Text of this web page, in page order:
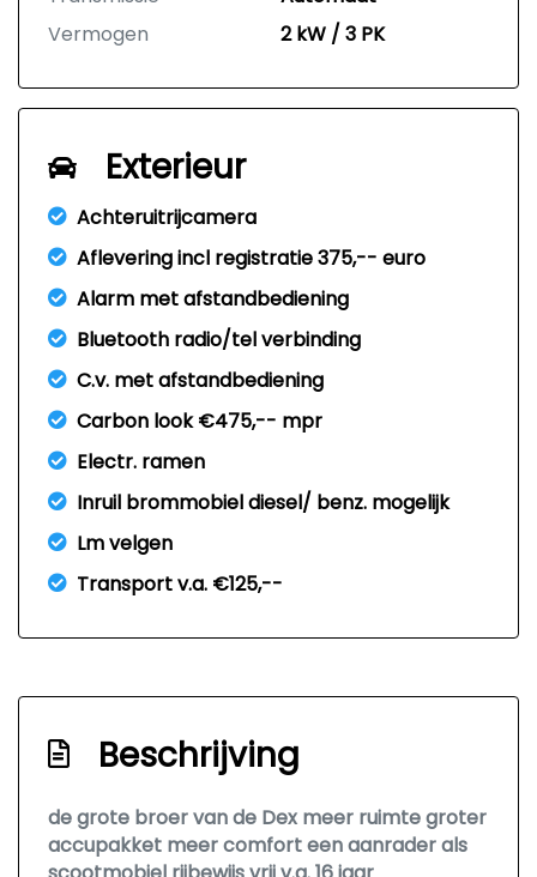
Vermogen
2 kW / 3 PK
Exterieur
Achteruitrijcamera
Aflevering incl registratie 375,-- euro
Alarm met afstandbediening
Bluetooth radio/tel verbinding
C.v. met afstandbediening
Carbon look €475,-- mpr
Electr. ramen
Inruil brommobiel diesel/ benz. mogelijk
Lm velgen
Transport v.a. €125,--
Beschrijving
de grote broer van de Dex meer ruimte groter
accupakket meer comfort een aanrader als